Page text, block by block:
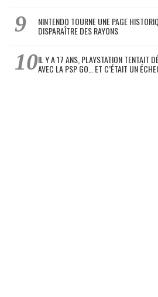
NINTENDO TOURNE UNE PAGE
DISPARAÎTRE DES RAYONS
IL Y A 17 ANS, PLAYSTATION TENTAIT
AVEC LA PSP GO… ET C’ÉTAIT UN